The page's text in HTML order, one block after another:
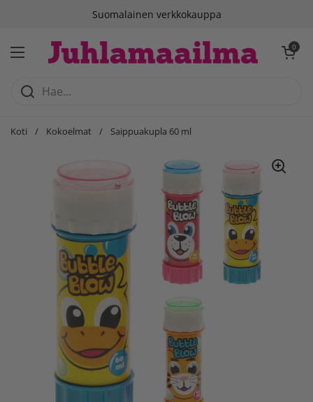
Suomalainen verkkokauppa
Avaa valikko
Avaa 0
Koti / Kokoelmat / Saippuakupla 60 ml